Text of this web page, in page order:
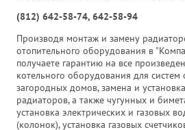
(812) 642-58-74, 642-58-94
Производя монтаж и замену
отопительного оборудования в
получаете гарантию на все
котельного оборудования для систем
загородных домов, замена и
радиаторов, а также чугунных и
установка электрических и газовых
(колонок), установка газовых